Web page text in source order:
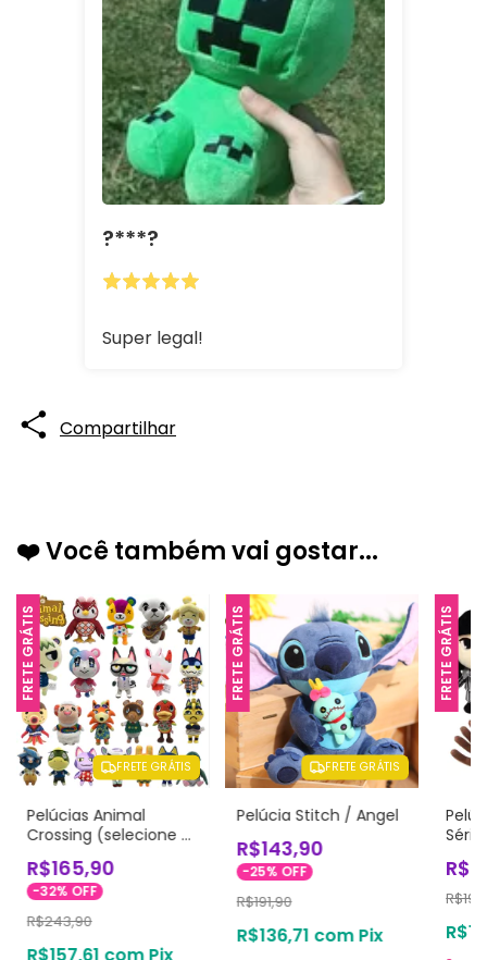
?***?
Super legal!
Compartilhar
❤️ Você também vai gostar...
FRETE GRÁTIS
FRETE GRÁTIS
Pelúcias Animal
Crossing (selecione o
R$165,90
-32% OFF
R$243,90
R$157,61 comPix
FRETE GRÁTIS
FRETE GRÁTIS
Pelúcia Stitch / Angel
R$143,90
-25% OFF
R$191,90
R$136,71 comPix
FRETE GRÁTIS